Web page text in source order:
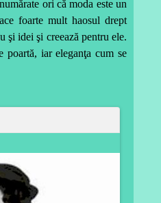
ori că moda este un
foarte mult haosul drept
şi idei şi creează pentru ele.
poartă, iar eleganţa cum se